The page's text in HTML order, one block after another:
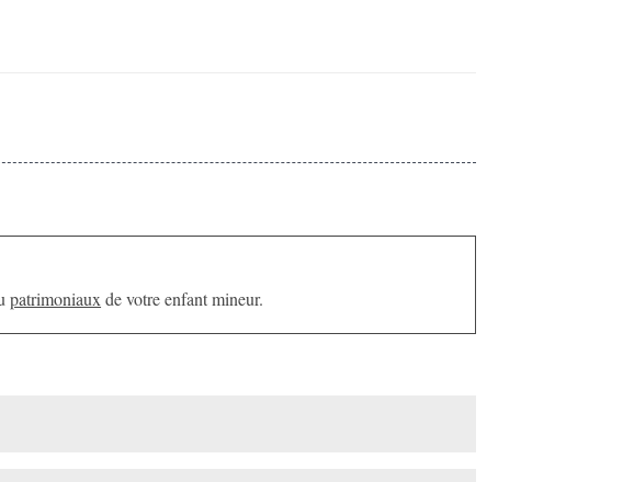
patrimoniaux de votre enfant mineur.